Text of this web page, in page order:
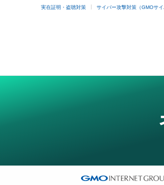
実在証明・盗聴対策 サイバー攻撃対策（GMOサ